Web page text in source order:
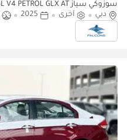
سوزوكي سياز GLX 1.5L V4 PETROL GLX AT (للتصدير فقط)
دبي
أخرى 2025